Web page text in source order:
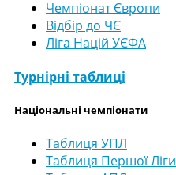
Чемпіонат Європи
Відбір до ЧЄ
Ліга Націй УЄФА
Турнірні таблиці
Національні чемпіонати
Таблиця УПЛ
Таблиця Першої Ліги